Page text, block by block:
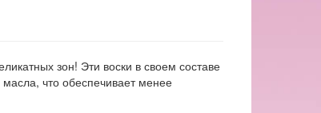
зон! Эти воски в своем составе
что обеспечивает менее